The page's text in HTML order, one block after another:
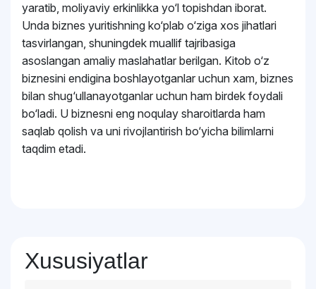
yaratib, moliyaviy erkinlikka yo‘l topishdan iborat.
Unda biznes yuritishning ko‘plab o‘ziga xos jihatlari
tasvirlangan, shuningdek muallif tajribasiga
asoslangan amaliy maslahatlar berilgan. Kitob o‘z
biznesini endigina boshlayotganlar uchun xam, biznes
bilan shug‘ullanayotganlar uchun ham birdek foydali
bo‘ladi. U biznesni eng noqulay sharoitlarda ham
saqlab qolish va uni rivojlantirish bo‘yicha bilimlarni
taqdim etadi.
Xususiyatlar